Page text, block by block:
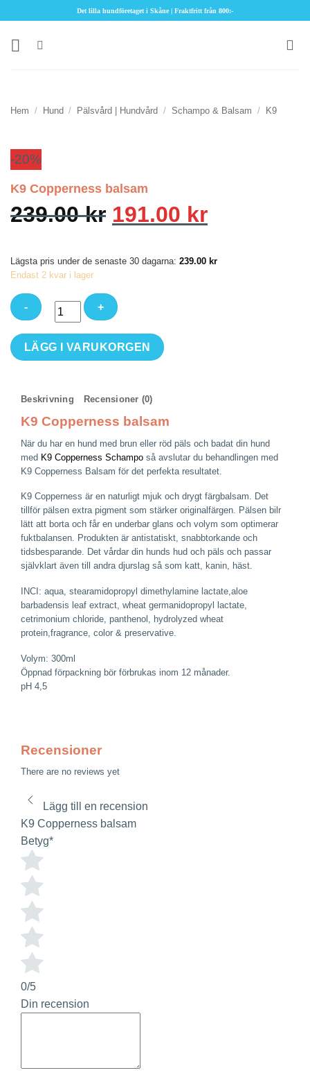
content
Det lilla hundföretaget i Skåne | Fraktfritt från 800:-
Hem / Hund / Pälsvård | Hundvård / Schampo & Balsam / K9
-20%
K9 Copperness balsam
239.00kr Det
priset
239.00 kr.
191.00 krDet
priset
Lägsta pris under de senaste 30 dagarna: 239.00 kr
Endast 2 kvar i lager
K9
Copperness
LÄGG I VARUKORGEN
Beskrivning Recensioner (0)
K9 Copperness balsam
När du har en hund med brun eller röd päls och badat din hund
med K9 Copperness Schampo så avslutar du behandlingen med
K9 Copperness Balsam för det perfekta resultatet.
K9 Copperness är en naturligt mjuk och drygt färgbalsam. Det
tillför pälsen extra pigment som stärker originalfärgen. Pälsen bilr
lätt att borta och får en underbar glans och volym som optimerar
fuktbalansen. Produkten är antistatiskt, snabbtorkande och
tidsbesparande. Det vårdar din hunds hud och päls och passar
självklart även till andra djurslag så som katt, kanin, häst.
INCI: aqua, stearamidopropyl dimethylamine lactate,aloe
barbadensis leaf extract, wheat germanidopropyl lactate,
cetrimonium chloride, panthenol, hydrolyzed wheat
protein,fragrance, color & preservative.
Volym: 300ml
Öppnad förpackning bör förbrukas inom 12 månader.
pH 4,5
Recensioner
There are no reviews yet
Lägg till en recension
K9 Copperness balsam
Betyg*
0/5
Din recension